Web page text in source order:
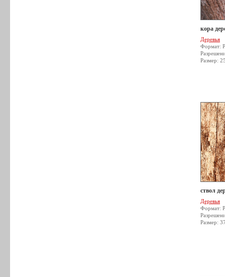
кора
Деревья
Формат:
Размер:
ствол
Деревья
Формат:
Размер: